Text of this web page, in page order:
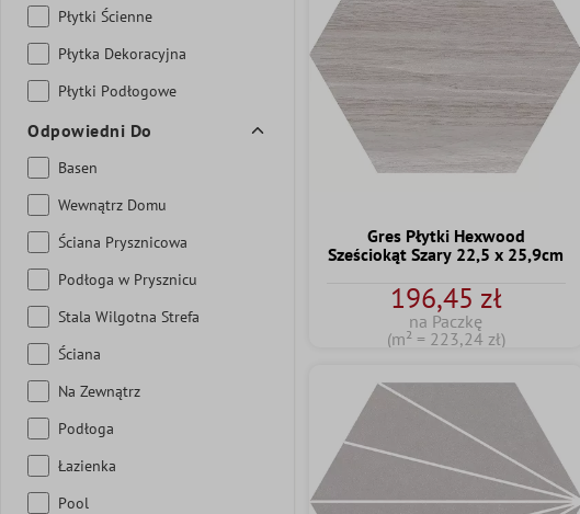
Płytki Ścienne
Płytka Dekoracyjna
Płytki Podłogowe
Odpowiedni Do
Basen
Wewnątrz Domu
Ściana Prysznicowa
Podłoga w Prysznicu
Stala Wilgotna Strefa
Ściana
Na Zewnątrz
Podłoga
Łazienka
Pool
Gres Płytki Hexwood
Sześciokąt Szary 22,5 x 25,9cm
196,45 zł
na Paczkę
(m² = 223,24 zł)